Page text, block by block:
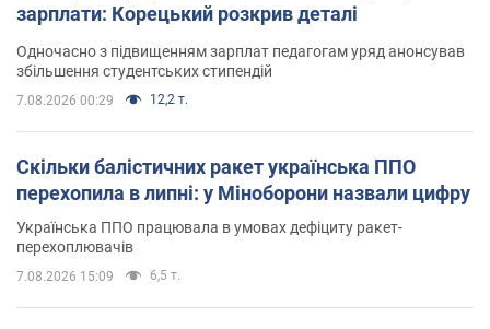
зарплати: Корецький розкрив деталі
Одночасно з підвищенням зарплат педагогам уряд анонсував
збільшення студентських стипендій
7.08.2026 00:29 12,2 т.
Скільки балістичних ракет українська ППО
перехопила в липні: у Міноборони назвали цифру
Українська ППО працювала в умовах дефіциту ракет-
перехоплювачів
7.08.2026 15:09 6,5 т.